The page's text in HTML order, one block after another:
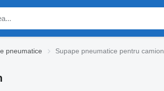
pneumatice Supape pneumatice pentru camion